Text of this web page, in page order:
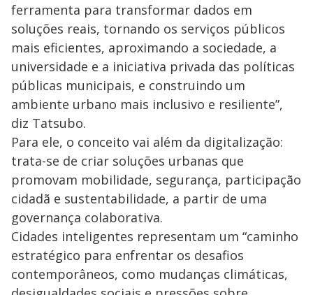
ferramenta para transformar dados em
soluções reais, tornando os serviços públicos
mais eficientes, aproximando a sociedade, a
universidade e a iniciativa privada das políticas
públicas municipais, e construindo um
ambiente urbano mais inclusivo e resiliente”,
diz Tatsubo.
Para ele, o conceito vai além da digitalização:
trata-se de criar soluções urbanas que
promovam mobilidade, segurança, participação
cidadã e sustentabilidade, a partir de uma
governança colaborativa.
Cidades inteligentes representam um “caminho
estratégico para enfrentar os desafios
contemporâneos, como mudanças climáticas,